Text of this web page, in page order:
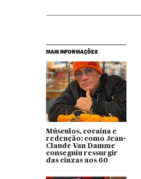
MAIS INFORMAÇÕES
Músculos, cocaína e
redenção: como Jean-
Claude Van Damme
conseguiu ressurgir
das cinzas aos 60